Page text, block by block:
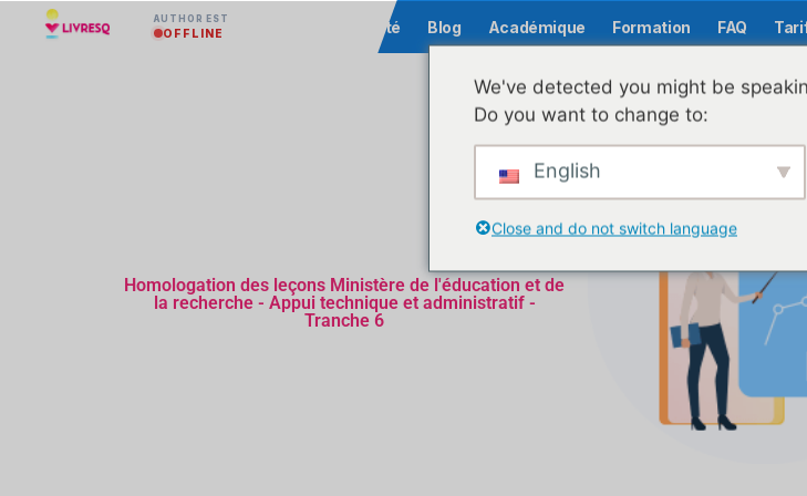
AUTHOR EST
OFFLINE Communauté Blog Académique Formation FAQ
Homologation des leçons Ministère de l'éducation et de
la recherche - Appui technique et administratif -
Tranche 6
We've detected you might be
Do you want to change to:
English
Close and do not switch language